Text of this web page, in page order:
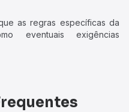
as regras específicas da
eventuais exigências